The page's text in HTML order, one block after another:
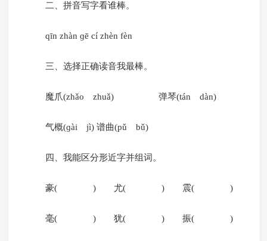
二、拼音写字看谁棒。
qīn zhàn ɡē cí zhèn fèn
三、选择正确读音我最棒。
魔爪(zhǎo zhuǎ) 弹琴(tán dàn)
气概(ɡài jì) 谱曲(pǔ bǔ)
四、我能区分形近字并组词。
豪( ) 尤( ) 震( )
毫( ) 犹( ) 振( )